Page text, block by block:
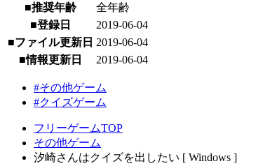
■推奨年齢
全年齢
■登録日
2019-06-04
■ファイル更新日 2019-06-04
■情報更新日
2019-06-04
#その他ゲーム
#クイズゲーム
フリーゲームTOP
その他ゲーム
汐崎さんはクイズを出したい [ Windows ]